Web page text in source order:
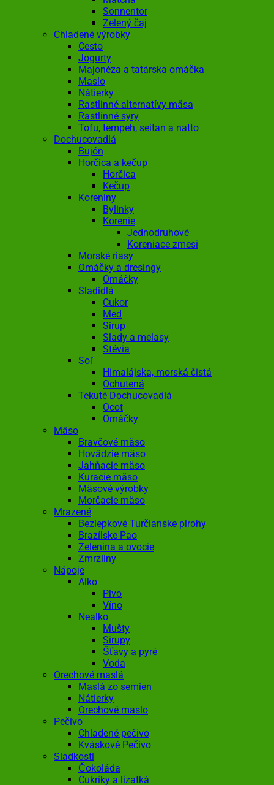
Sonnentor
Zelený čaj
Chladené výrobky
Cesto
Jogurty
Majonéza a tatárska omáčka
Maslo
Nátierky
Rastlinné alternatívy mäsa
Rastlinné syry
Tofu, tempeh, seitan a natto
Dochucovadlá
Bujón
Horčica a kečup
Horčica
Kečup
Koreniny
Bylinky
Korenie
Jednodruhové
Koreniace zmesi
Morské riasy
Omáčky a dresingy
Omáčky
Sladidlá
Cukor
Med
Sirup
Slady a melasy
Stévia
Soľ
Himalájska, morská čistá
Ochutená
Tekuté Dochucovadlá
Ocot
Omáčky
Mäso
Bravčové mäso
Hovädzie mäso
Jahňacie mäso
Kuracie mäso
Mäsové výrobky
Morčacie mäso
Mrazené
Bezlepkové Turčianske pirohy
Brazílske Pao
Zelenina a ovocie
Zmrzliny
Nápoje
Alko
Pivo
Víno
Nealko
Mušty
Sirupy
Šťavy a pyré
Voda
Orechové maslá
Maslá zo semien
Nátierky
Orechové maslo
Pečivo
Chladené pečivo
Kváskové Pečivo
Sladkosti
Čokoláda
Cukríky a lízatká